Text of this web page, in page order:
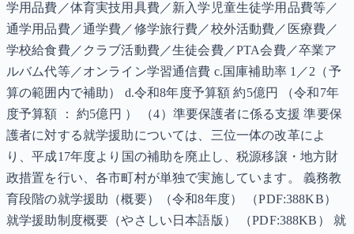
学用品費／体育実技用具費／新入学児童生徒学用品費等／
通学用品費／通学費／修学旅行費／校外活動費／医療費／
学校給食費／クラブ活動費／生徒会費／PTA会費／卒業ア
ルバム代等／オンライン学習通信費 c.国庫補助率 1／2（予
算の範囲内で補助） d.令和8年度予算額 約5億円 （令和7年
度予算額 ： 約5億円 ） （4）準要保護者に係る支援 準要保
護者に対する就学援助については、三位一体の改革によ
り、平成17年度より国の補助を廃止し、税源移譲・地方財
政措置を行い、各市町村が単独で実施しています。 義務教
育段階の就学援助（概要）（令和8年度） （PDF:388KB）
就学援助制度概要（やさしい日本語版） （PDF:388KB） 就